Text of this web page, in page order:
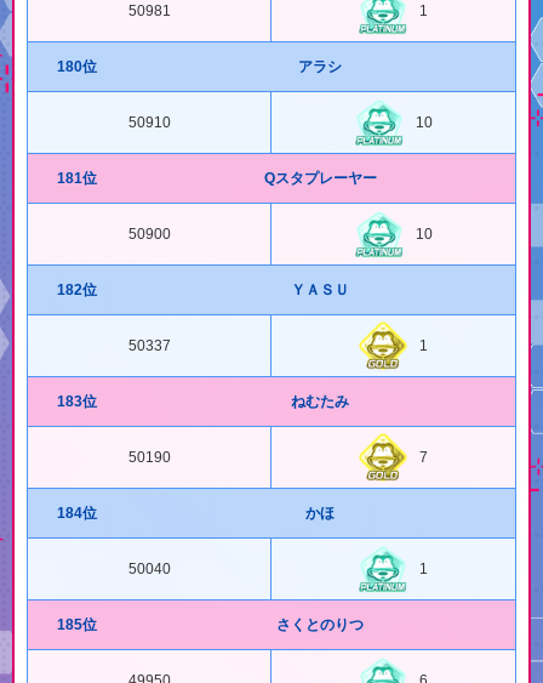
50981 1
180位 アラシ
50910 10
181位 Qスタプレーヤー
50900 10
182位 ＹＡＳＵ
50337 1
183位 ねむたみ
50190 7
184位 かほ
50040 1
185位 さくとのりつ